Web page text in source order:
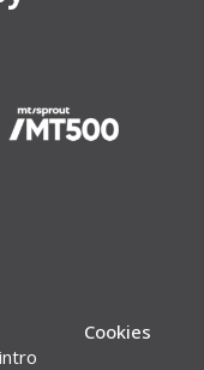
Cookies